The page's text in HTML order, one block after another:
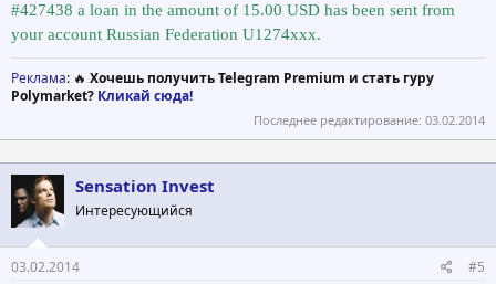
#427438 a loan in the amount of 15.00 USD has been sent from
your account Russian Federation U1274xxx.
Реклама: 🔥 Хочешь получить Telegram Premium и стать гуру
Polymarket? Кликай сюда!
Последнее редактирование: 03.02.2014
Sensation Invest
Интересующийся
03.02.2014 #5